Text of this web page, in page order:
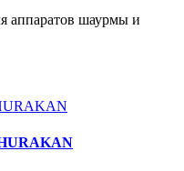
аппаратов шаурмы и